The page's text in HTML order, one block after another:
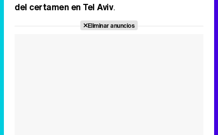
del certamen en Tel Aviv.
Eliminar anuncios